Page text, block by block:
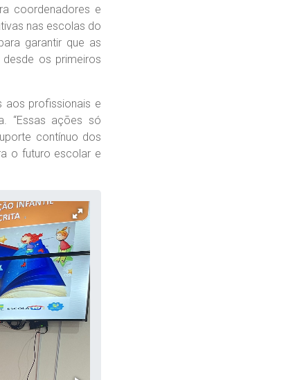
coordenadores e
nas escolas do
garantir que as
os primeiros
aos profissionais e
“Essas ações só
contínuo dos
o futuro escolar e